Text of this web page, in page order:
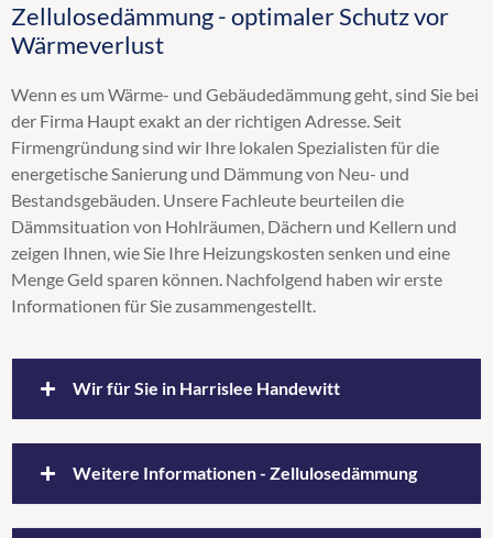
Zellulosedämmung - optimaler Schutz vor
Wärmeverlust
Wenn es um Wärme- und Gebäudedämmung geht, sind Sie bei
der Firma Haupt exakt an der richtigen Adresse. Seit
Firmengründung sind wir Ihre lokalen Spezialisten für die
energetische Sanierung und Dämmung von Neu- und
Bestandsgebäuden. Unsere Fachleute beurteilen die
Dämmsituation von Hohlräumen, Dächern und Kellern und
zeigen Ihnen, wie Sie Ihre Heizungskosten senken und eine
Menge Geld sparen können. Nachfolgend haben wir erste
Informationen für Sie zusammengestellt.
Wir für Sie in Harrislee Handewitt
Wohn- und Gewerbestandorte Handewitt
und Harrislee
Weitere Informationen - Zellulosedämmung
Innendämmung
Kellerdeckendämmung
Obergeschossdeckendämmung
Steicozell
Supafil
Untersparrendämmung
Wärmedämmung